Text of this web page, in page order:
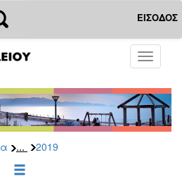
ΕΙΣΟΔΟΣ
Toggle
... 2019